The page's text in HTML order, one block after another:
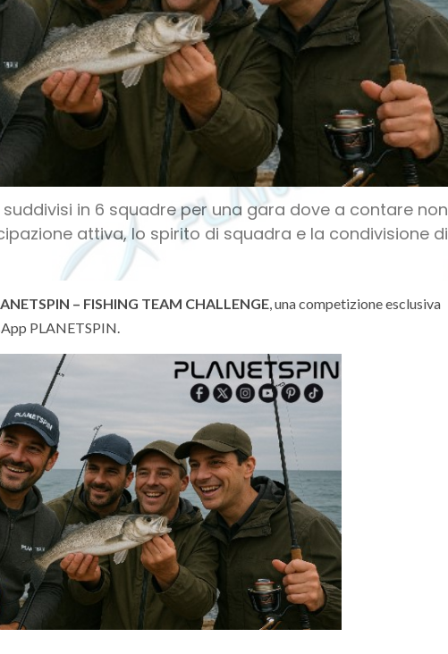
in 6 squadre per una gara dove a contare non
attiva, lo spirito di squadra e la condivisione di
– FISHING TEAM CHALLENGE , una competizione esclusiva
PLANETSPIN.